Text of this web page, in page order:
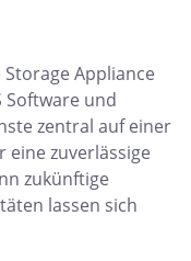
Appliance
Software und
zentral auf einer
eine zuverlässige
zukünftige
lassen sich